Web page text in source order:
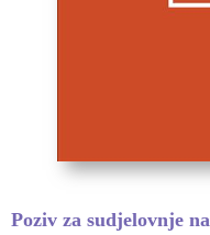
Poziv za sudjelovnje